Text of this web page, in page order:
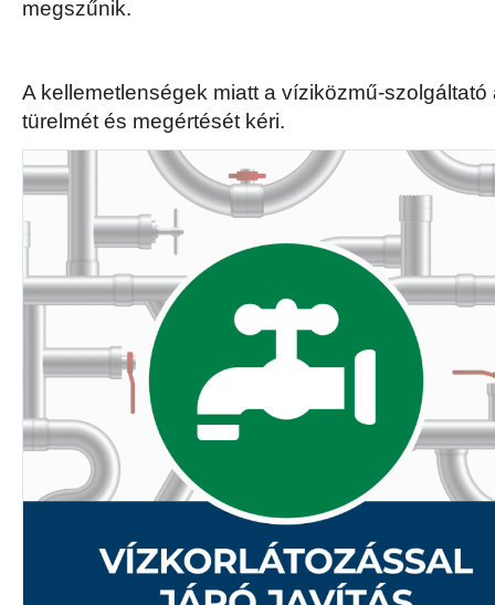
megszűnik.
A kellemetlenségek miatt a víziközmű-
türelmét és megértését kéri.